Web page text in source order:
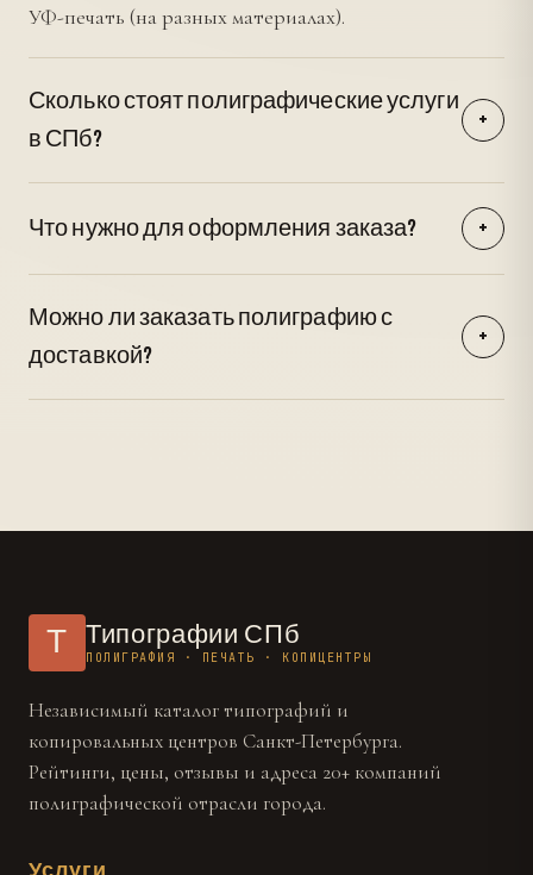
УФ-печать (на разных материалах).
Сколько стоят полиграфические услуги
в СПб?
+
обработки. Визитки - от 250 рублей за 100 штук,
листовки А5 - от 1500 рублей за 1000 экземпляров,
баннер 1 кв.м - от 380 рублей.
Что нужно для оформления заказа? +
CMYK, поля под обрезку). Если макета нет -
дизайнер типографии разработает его по
техническому заданию.
Можно ли заказать полиграфию с
доставкой?
+
Т Типографии СПб
ПОЛИГРАФИЯ · ПЕЧАТЬ · КОПИЦЕНТРЫ
Независимый каталог типографий и
копировальных центров Санкт-Петербурга.
Рейтинги, цены, отзывы и адреса 20+ компаний
полиграфической отрасли города.